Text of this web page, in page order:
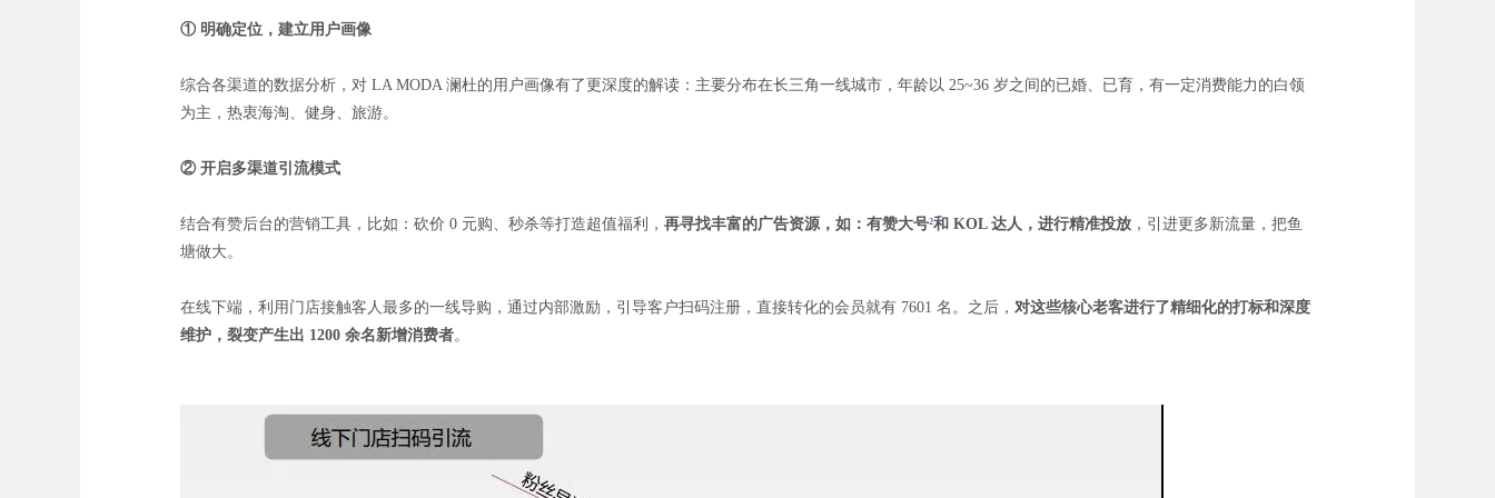
① 明确定位，建立用户画像
综合各渠道的数据分析，对 LA MODA 澜杜的用户画像有了更深度的解读：主要分布在长三角一线城市，年龄以 25~36 岁之间的已婚、已育，有一定消费能力的白领
为主，热衷海淘、健身、旅游。
② 开启多渠道引流模式
结合有赞后台的营销工具，比如：砍价 0 元购、秒杀等打造超值福利， 再寻找丰富的广告资源，如： 有赞大号²和 KOL 达人，进行精准投放 ，引进更多新流量，把鱼
塘做大。
在线下端，利用门店接触客人最多的一线导购，通过内部激励，引导客户扫码注册，直接转化的会员就有 7601 名。之后， 对这些核心老客进行了精细化的打标和深度
维护，裂变产生出 1200 余名新增消费者。